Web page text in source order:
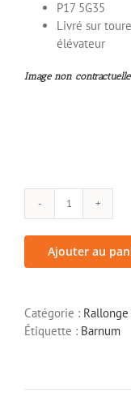
P17 5G35
Livré sur
élévateur
Image non contractuelle
quantité
Epanoui
125
Tétrapolaire
Ajouter au
Catégorie :
Étiquette : Barnum